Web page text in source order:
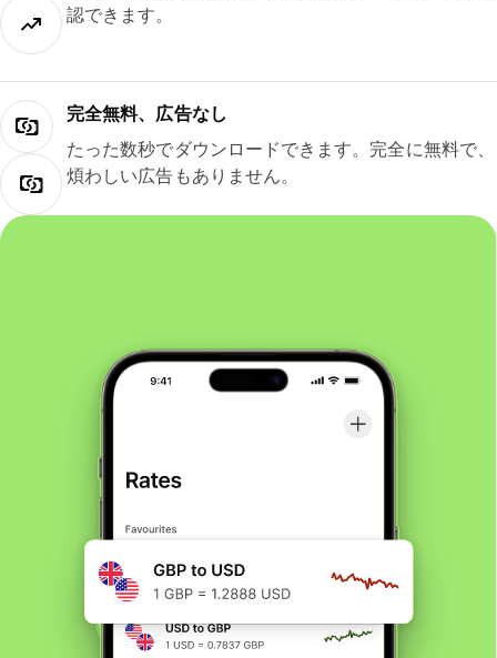
認できます。
完全無料、広告なし
たった数秒でダウンロードできます。完全に無料で、
煩わしい広告もありません。